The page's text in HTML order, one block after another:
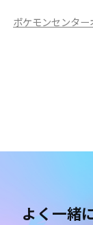
ポケモンセンター
よく一緒